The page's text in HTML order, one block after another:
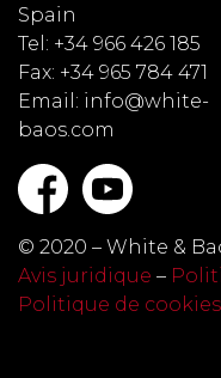
Spain
Tel: +34 966 426 185
Fax: +34 965 784 471
Email: info@white-
baos.com
© 2020 – White &
Avis juridique –
Politique de cookies